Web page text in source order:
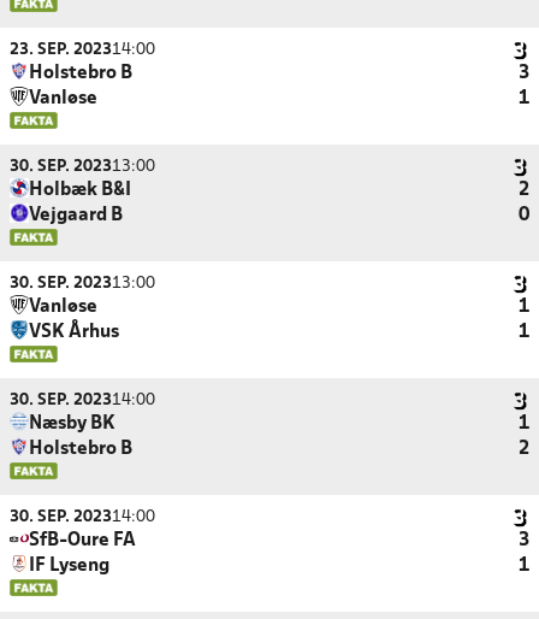
23. SEP. 202314:00
Holstebro B
3
Vanløse
1
30. SEP. 202313:00
Holbæk B&I
2
Vejgaard B
0
30. SEP. 202313:00
Vanløse
1
VSK Århus
1
30. SEP. 202314:00
Næsby BK
1
Holstebro B
2
30. SEP. 202314:00
SfB-Oure FA
3
IF Lyseng
1